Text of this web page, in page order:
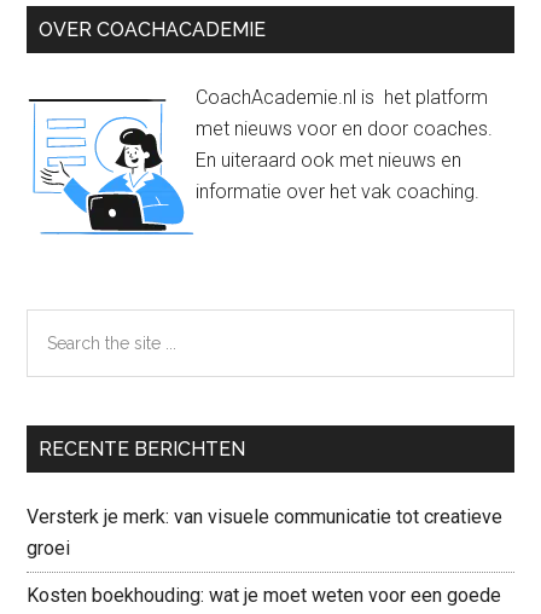
Primaire
OVER COACHACADEMIE
CoachAcademie.nl is het platform
met nieuws voor en door coaches.
En uiteraard ook met nieuws en
informatie over het vak coaching.
the
RECENTE BERICHTEN
Versterk je merk: van visuele communicatie tot creatieve
groei
Kosten boekhouding: wat je moet weten voor een goede